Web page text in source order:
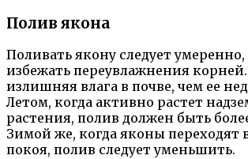
Полив якона
Поливать якону следует
избежать переувлажнения
излишняя влага в почве, чем ее
Летом, когда активно растет
растения, полив должен быть
Зимой же, когда яконы переходят
покоя, полив следует уменьшить.